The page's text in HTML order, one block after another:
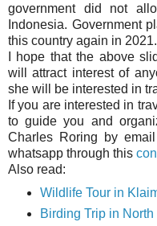
government did not
Indonesia. Government
this country again in 2021.
I hope that the above
will attract interest of
she will be interested in
If you are interested in
to guide you and
Charles Roring by
whatsapp through this
Also read:
Wildlife Tour in
Birding Trip in